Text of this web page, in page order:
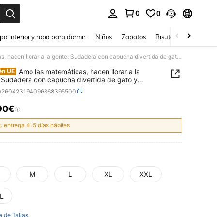
0 0
interior y ropa para dormir Niños Zapatos Bisutería Y
Amo las matemáticas, hacen llorar a la gente. Sudadera con capucha divertida de gato y matemáticas
UE
Amo las matemáticas, hacen llorar a la
con capucha divertida de gato y
AND AVAILABILITY
entrega 4-5 días hábiles
M L XL XXL
de Tallas